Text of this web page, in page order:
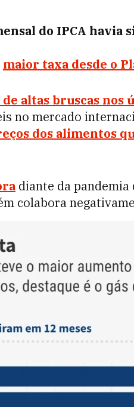
do IPCA havia
maior taxa desde o
altas bruscas nos
no mercado
dos alimentos
diante da
colabora